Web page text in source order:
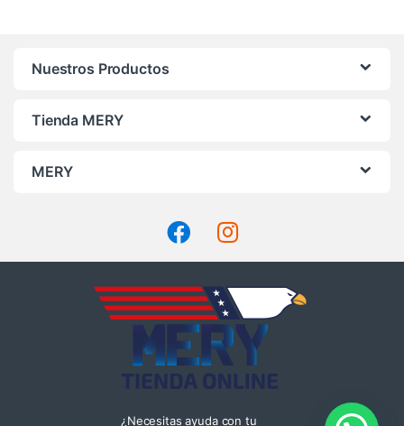
Nuestros Productos
Tienda MERY
MERY
¿Necesitas ayuda con tu